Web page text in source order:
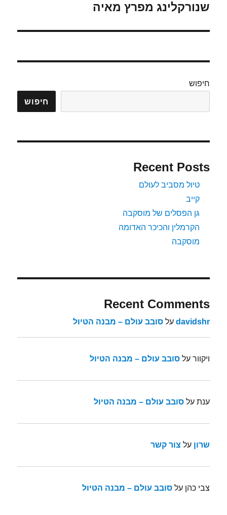
הפוסט
שנורקלינג מפרץ מאיה
חיפוש
חיפוש
Recent Posts
טיול מסביב לעולם
קייב
גן הפסלים של מוסקבה
הקרמלין והכיכר האדומה
מוסקבה
Recent Comments
davidshr עלסובב עולם – מבנה הטיול
ויקוור עלסובב עולם – מבנה הטיול
ענת עלסובב עולם – מבנה הטיול
שרון על צור קשר
צבי כהן עלסובב עולם – מבנה הטיול